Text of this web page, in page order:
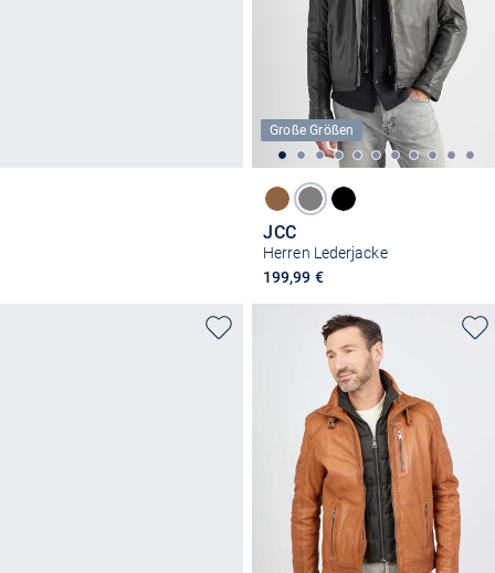
Große Größen
JCC
Herren Lederjacke
199,99 €